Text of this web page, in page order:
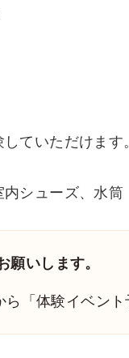
ていただけます。
内シューズ、水筒
いします。
ら「体験イベント